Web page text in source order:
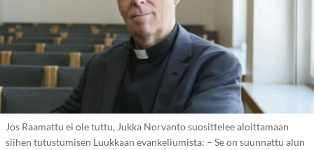
Jos Raamattu ei ole tuttu, Jukka Norvanto suosittelee aloittamaan
siihen tutustumisen Luukkaan evankeliumista: – Se on suunnattu alun